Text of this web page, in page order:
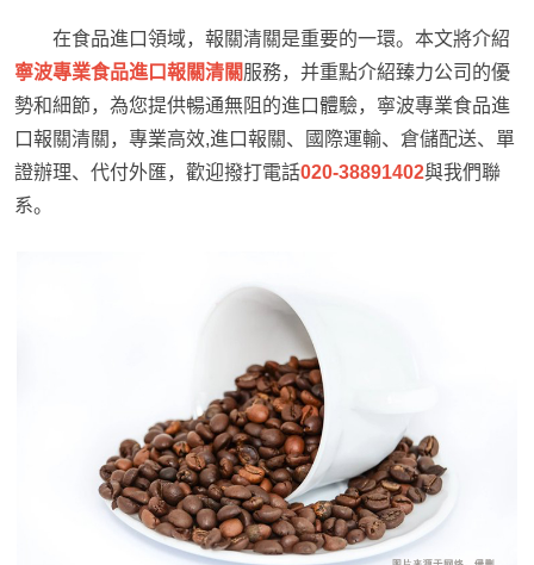
在食品進口領域，報關清關是重要的一環。本文將介紹
寧波專業食品進口報關清關服務，并重點介紹臻力公司的優
勢和細節，為您提供暢通無阻的進口體驗，寧波專業食品進
口報關清關，專業高效,進口報關、國際運輸、倉儲配送、單
證辦理、代付外匯，歡迎撥打電話020-38891402與我們聯
系。